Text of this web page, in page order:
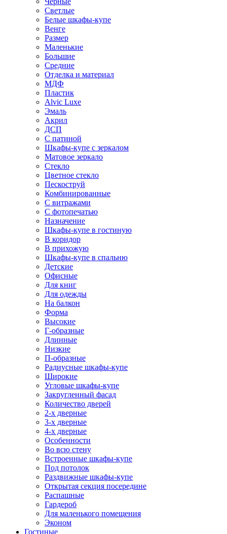
Светлые
Белые шкафы-купе
Венге
Размер
Маленькие
Большие
Средние
Отделка и материал
МДФ
Пластик
Alvic Luxe
Эмаль
Акрил
ДСП
С патиной
Шкафы-купе с зеркалом
Матовое зеркало
Стекло
Цветное стекло
Пескоструй
Комбинированные
С витражами
С фотопечатью
Назначение
Шкафы-купе в гостиную
В коридор
В прихожую
Шкафы-купе в спальню
Детские
Офисные
Для книг
Для одежды
На балкон
Форма
Высокие
Г-образные
Длинные
Низкие
П-образные
Радиусные шкафы-купе
Широкие
Угловые шкафы-купе
Закругленный фасад
Количество дверей
2-х дверные
3-х дверные
4-х дверные
Особенности
Во всю стену
Встроенные шкафы-купе
Под потолок
Раздвижные шкафы-купе
Открытая секция посередине
Распашные
Гардероб
Для маленького помещения
Эконом
Гостиные